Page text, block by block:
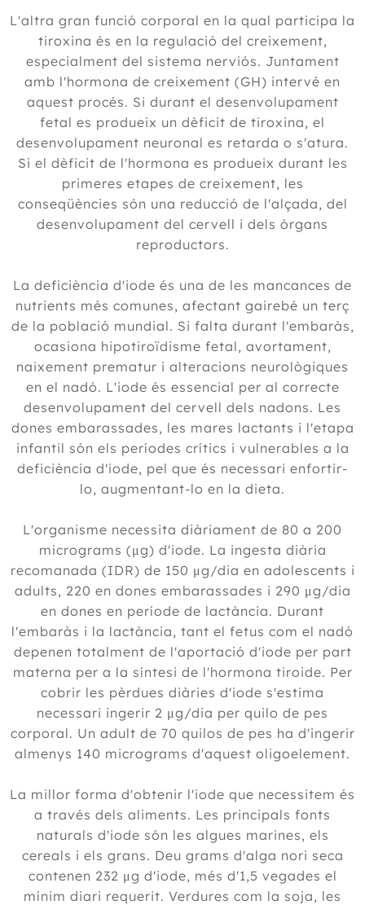
L'altra gran funció corporal en la qual participa la
tiroxina és en la regulació del creixement,
especialment del sistema nerviós. Juntament
amb l'hormona de creixement (GH) intervé en
aquest procés. Si durant el desenvolupament
fetal es produeix un dèficit de tiroxina, el
desenvolupament neuronal es retarda o s'atura.
Si el dèficit de l'hormona es produeix durant les
primeres etapes de creixement, les
conseqüències són una reducció de l'alçada, del
desenvolupament del cervell i dels òrgans
reproductors.
La deficiència d'iode és una de les mancances de
nutrients més comunes, afectant gairebé un terç
de la població mundial. Si falta durant l'embaràs,
ocasiona hipotiroïdisme fetal, avortament,
naixement prematur i alteracions neurològiques
en el nadó. L'iode és essencial per al correcte
desenvolupament del cervell dels nadons. Les
dones embarassades, les mares lactants i l'etapa
infantil són els períodes crítics i vulnerables a la
deficiència d'iode, pel que és necessari enfortir-
lo, augmentant-lo en la dieta.
L'organisme necessita diàriament de 80 a 200
micrograms (μg) d'iode. La ingesta diària
recomanada (IDR) de 150 μg/dia en adolescents i
adults, 220 en dones embarassades i 290 μg/dia
en dones en període de lactància. Durant
l'embaràs i la lactància, tant el fetus com el nadó
depenen totalment de l'aportació d'iode per part
materna per a la síntesi de l'hormona tiroide. Per
cobrir les pèrdues diàries d'iode s'estima
necessari ingerir 2 μg/dia per quilo de pes
corporal. Un adult de 70 quilos de pes ha d'ingerir
almenys 140 micrograms d'aquest oligoelement.
La millor forma d'obtenir l'iode que necessitem és
a través dels aliments. Les principals fonts
naturals d'iode són les algues marines, els
cereals i els grans. Deu grams d'alga nori seca
contenen 232 μg d'iode, més d'1,5 vegades el
mínim diari requerit. Verdures com la soja, les